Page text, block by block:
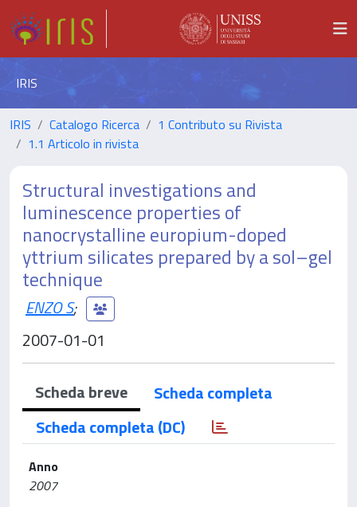
IRIS
IRIS Catalogo Ricerca
1 Contributo su Rivista
1.1 Articolo in rivista
Structural investigations and
luminescence properties of
nanocrystalline europium-doped
yttrium silicates prepared by a sol–gel
technique
ENZO S;
2007-01-01
Scheda breve
Scheda completa
Scheda completa (DC)
Anno
2007